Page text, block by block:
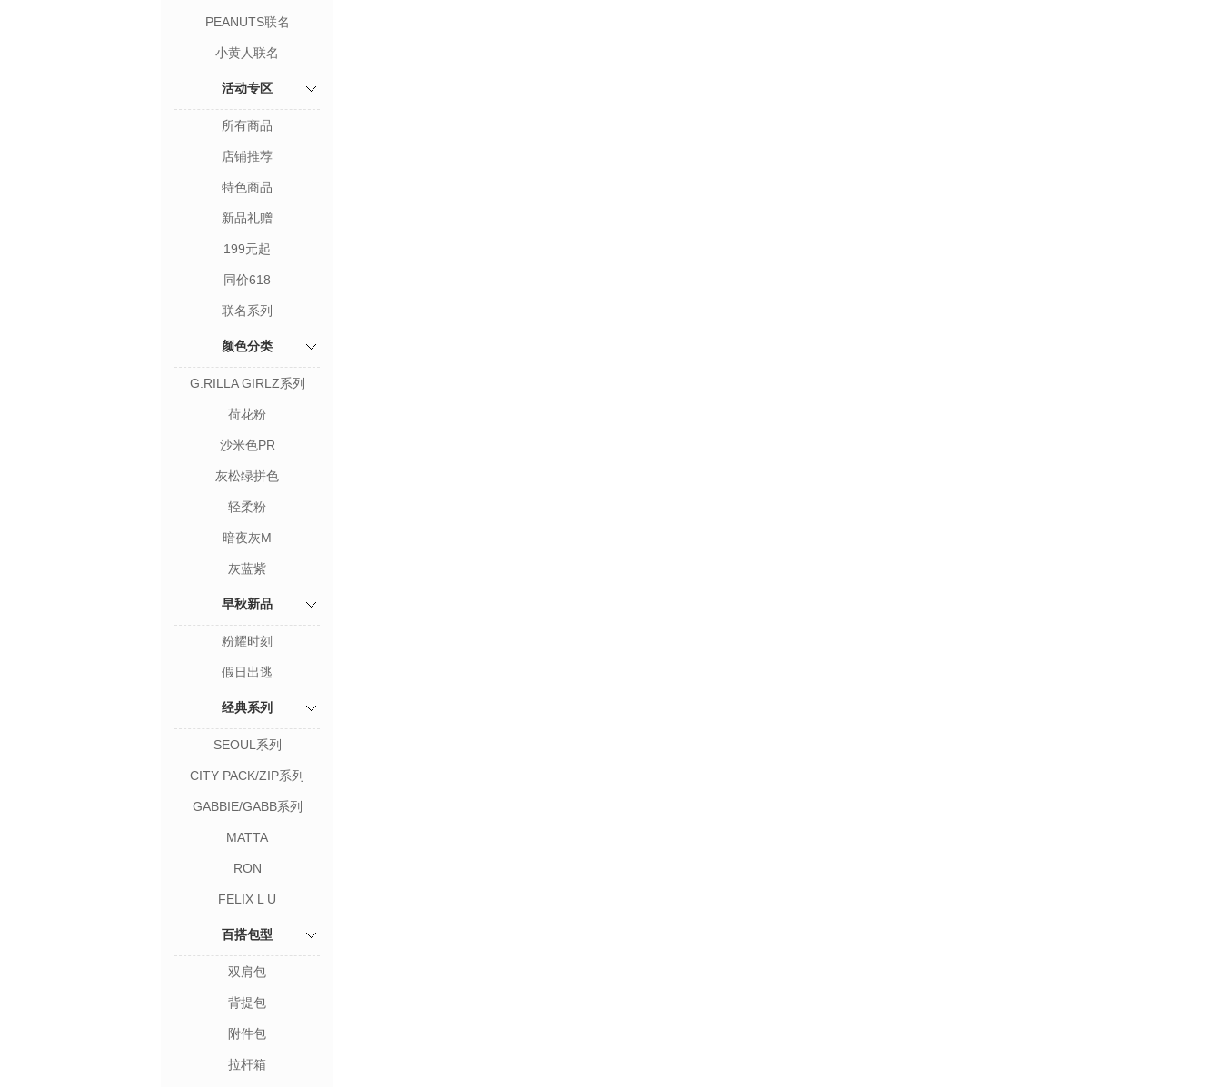
PEANUTS联名
小黄人联名
活动专区
所有商品
店铺推荐
特色商品
新品礼赠
199元起
同价618
联名系列
颜色分类
G.RILLA GIRLZ系列
荷花粉
沙米色PR
灰松绿拼色
轻柔粉
暗夜灰M
灰蓝紫
早秋新品
粉耀时刻
假日出逃
经典系列
SEOUL系列
CITY PACK/ZIP系列
GABBIE/GABB系列
MATTA
RON
FELIX L U
百搭包型
双肩包
背提包
附件包
拉杆箱